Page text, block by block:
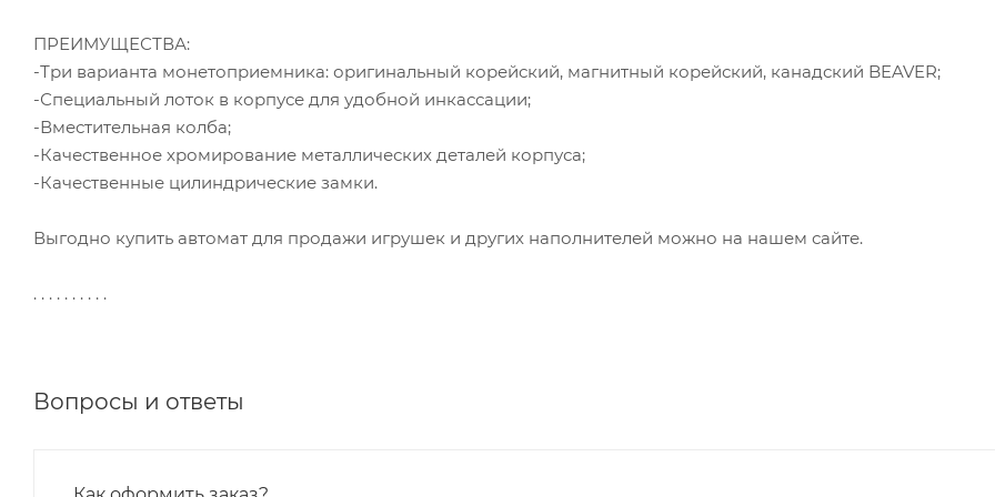
ПРЕИМУЩЕСТВА:
-Три варианта монетоприемника: оригинальный корейский, магнитный корейский, канадский BEAVER;
-Специальный лоток в корпусе для удобной инкассации;
-Вместительная колба;
-Качественное хромирование металлических деталей корпуса;
-Качественные цилиндрические замки.
Выгодно купить автомат для продажи игрушек и других наполнителей можно на нашем сайте.
. . . . . . . . . .
Вопросы и ответы